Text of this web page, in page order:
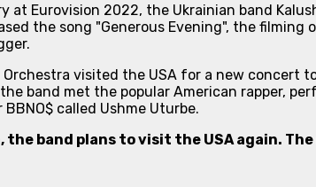
Eurovision 2022, the Ukrainian band
the song "Generous Evening", the
Orchestra visited the USA for a new
band met the popular American rapper,
called Ushme Uturbe.
band plans to visit the USA again.